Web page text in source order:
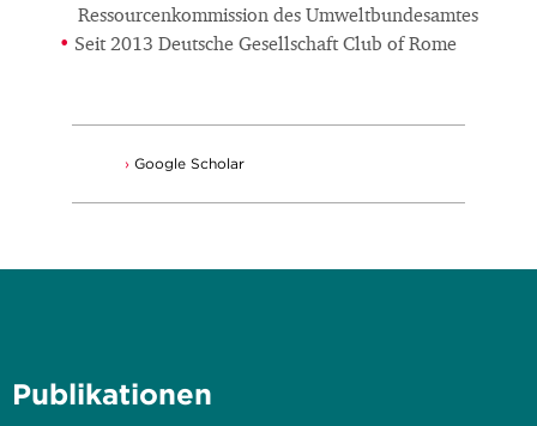
Ressourcenkommission des Umweltbundesamtes
Seit 2013 Deutsche Gesellschaft Club of Rome
Google Scholar
Publikationen